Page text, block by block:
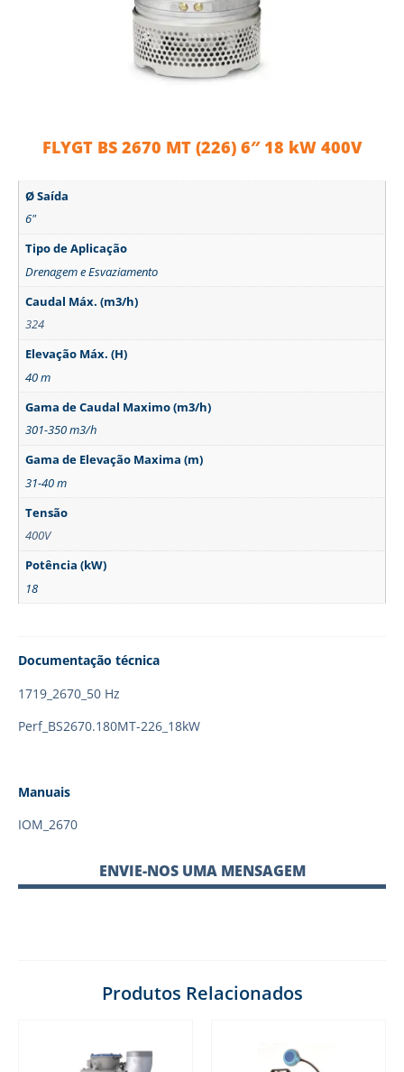
FLYGT BS 2670 MT (226) 6″ 18 kW 400V
Ø Saída
6"
Tipo de Aplicação
Drenagem e Esvaziamento
Caudal Máx. (m3/h)
324
Elevação Máx. (H)
40 m
Gama de Caudal Maximo (m3/h)
301-350 m3/h
Gama de Elevação Maxima (m)
31-40 m
Tensão
400V
Potência (kW)
18
Documentação técnica
1719_2670_50 Hz
Perf_BS2670.180MT-226_18kW
Manuais
IOM_2670
ENVIE-NOS UMA MENSAGEM
Produtos Relacionados